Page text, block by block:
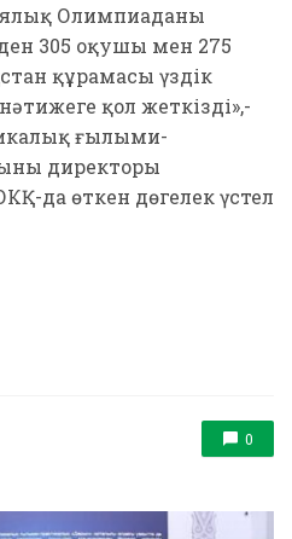
Олимпиаданы
305 оқушы мен 275
құрамасы үздік
қол жеткізді»,-
ғылыми-
директоры
да өткен дөңгелек үстел
0